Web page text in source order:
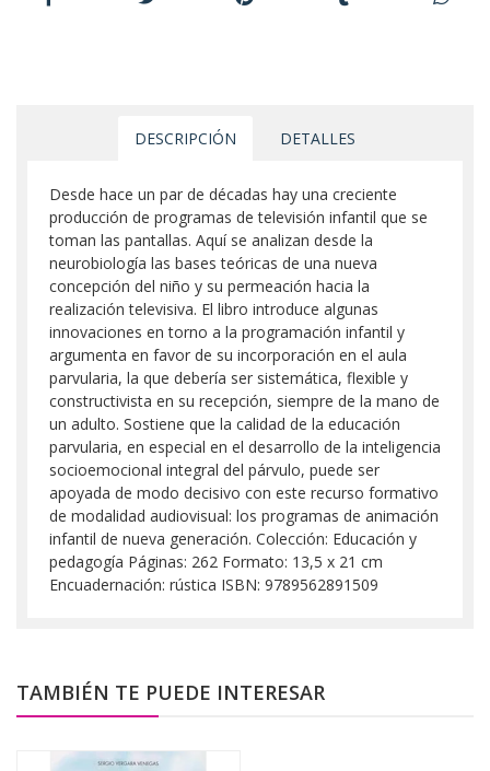
DESCRIPCIÓN DETALLES
Desde hace un par de décadas hay una creciente
producción de programas de televisión infantil que se
toman las pantallas. Aquí se analizan desde la
neurobiología las bases teóricas de una nueva
concepción del niño y su permeación hacia la
realización televisiva. El libro introduce algunas
innovaciones en torno a la programación infantil y
argumenta en favor de su incorporación en el aula
parvularia, la que debería ser sistemática, flexible y
constructivista en su recepción, siempre de la mano de
un adulto. Sostiene que la calidad de la educación
parvularia, en especial en el desarrollo de la inteligencia
socioemocional integral del párvulo, puede ser
apoyada de modo decisivo con este recurso formativo
de modalidad audiovisual: los programas de animación
infantil de nueva generación. Colección: Educación y
pedagogía Páginas: 262 Formato: 13,5 x 21 cm
Encuadernación: rústica ISBN: 9789562891509
TAMBIÉN TE PUEDE INTERESAR